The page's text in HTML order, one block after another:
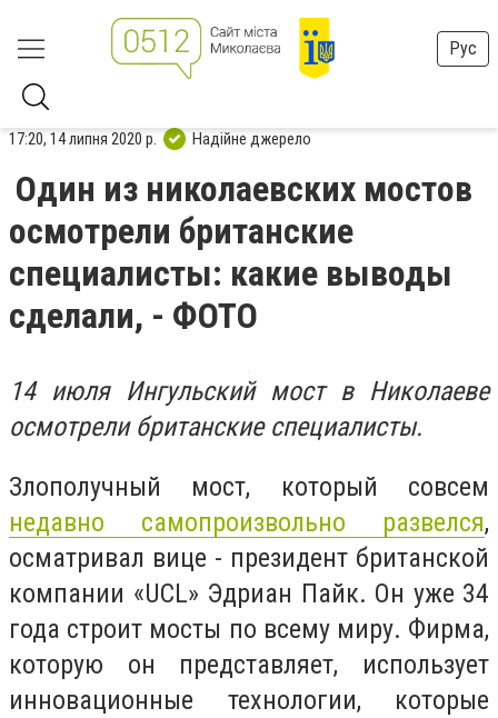
Рус
17:20, 14 липня 2020 р. Надійне джерело
Один из николаевских мостов
осмотрели британские
специалисты: какие выводы
сделали, - ФОТО
14 июля Ингульский мост в Николаеве
осмотрели британские специалисты.
Злополучный мост, который совсем
недавно самопроизвольно развелся,
осматривал вице - президент британской
компании «UCL» Эдриан Пайк. Он уже 34
года строит мосты по всему миру. Фирма,
которую он представляет, использует
инновационные технологии, которые